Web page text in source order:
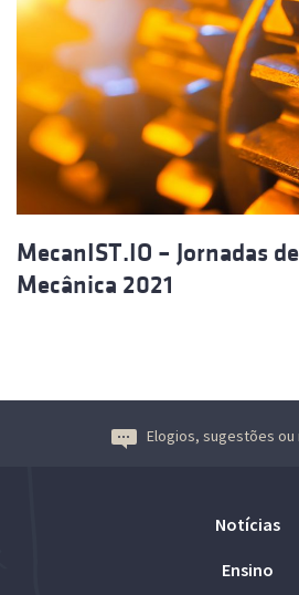
MecanIST.IO – Jornadas
Mecânica 2021
Elogios, sugestões ou
Notícias
Ensino